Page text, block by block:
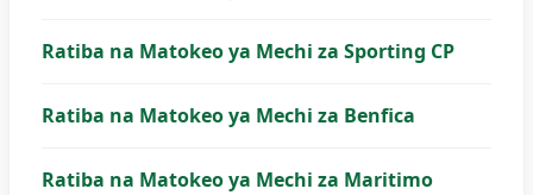
Ratiba na Matokeo ya Mechi za Sporting CP
Ratiba na Matokeo ya Mechi za Benfica
Ratiba na Matokeo ya Mechi za Maritimo